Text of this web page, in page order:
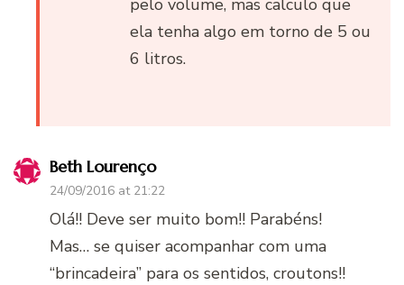
pelo volume, mas calculo que
ela tenha algo em torno de 5 ou
6 litros.
Beth Lourenço
24/09/2016 at 21:22
Olá!! Deve ser muito bom!! Parabéns!
Mas… se quiser acompanhar com uma
“brincadeira” para os sentidos, croutons!!